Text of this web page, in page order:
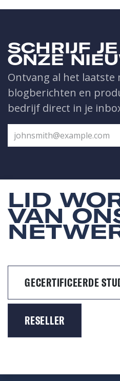
SCHRIJF
ONZE
Ontvang al het laatste
blogberichten en
bedrijf direct in je
LID
VAN
GECERTIFICEERDE
RESELLER